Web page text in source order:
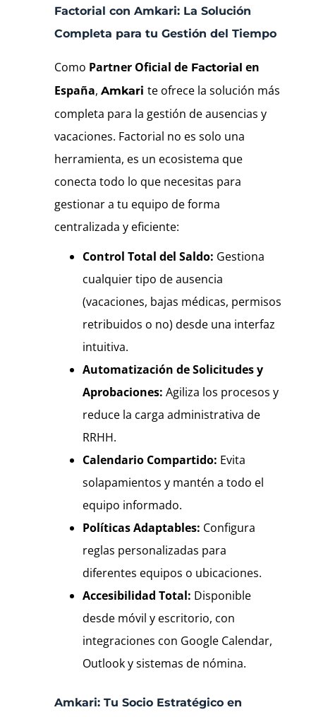
Factorial con Amkari: La Solución
Completa para tu Gestión del Tiempo
Como Partner Oficial deFactorial en
España, Amkari te ofrece la solución más
completa para la gestión de ausencias y
vacaciones. Factorial no es solo una
herramienta, es un ecosistema que
conecta todo lo que necesitas para
gestionar a tu equipo de forma
centralizada y eficiente:
Control Total del Saldo: Gestiona
cualquier tipo de ausencia
(vacaciones, bajas médicas, permisos
retribuidos o no) desde una interfaz
intuitiva.
Automatización de Solicitudes y
Aprobaciones: Agiliza los procesos y
reduce la carga administrativa de
RRHH.
Calendario Compartido: Evita
solapamientos y mantén a todo el
equipo informado.
Políticas Adaptables: Configura
reglas personalizadas para
diferentes equipos o ubicaciones.
Accesibilidad Total: Disponible
desde móvil y escritorio, con
integraciones con Google Calendar,
Outlook y sistemas de nómina.
Amkari: Tu Socio Estratégico en